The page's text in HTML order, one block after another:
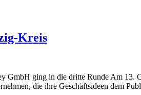
Kreis
GmbH ging in die dritte Runde Am
die ihre Geschäftsideen dem